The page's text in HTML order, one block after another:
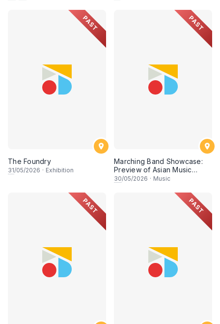
PAST
The Foundry
31/05/2026 · Exhibition
PAST
Marching Band Showcase:
Preview of Asian Music
Games
30/05/2026 · Music
PAST PAST